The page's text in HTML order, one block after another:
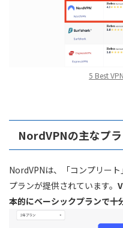
5 Best
NordVPNの主なプ
NordVPNは、「コンプリー
プランが提供されています。
本的にベーシックプランで十